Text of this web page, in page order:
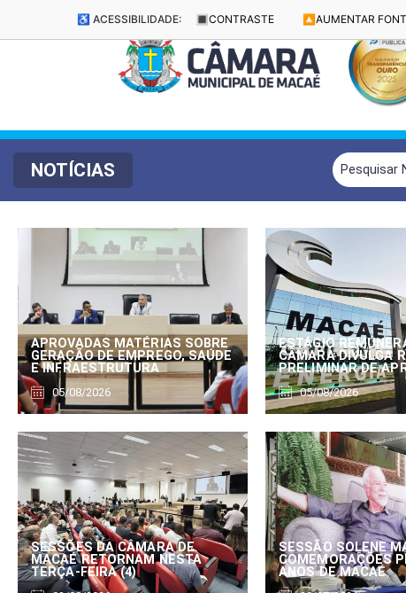
♿ ACESSIBILIDADE: 🔳 CONTRASTE 🔼 AUMENTAR
NOTÍCIAS
APROVADAS MATÉRIAS SOBRE
GERAÇÃO DE EMPREGO, SAÚDE
E INFRAESTRUTURA
05/08/2026
ESTÁGIO
CÂMARA DIVULGA
PRELIMINAR DE
05/08/2026
SESSÕES DA CÂMARA DE
MACAÉ RETORNAM NESTA
TERÇA-FEIRA (4)
SESSÃO SOLENE
COMEMORAÇÕES
ANOS DE MACAÉ